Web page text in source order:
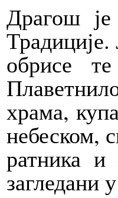
Драгош
Традиције.
обрисе
храма,
небеском,
ратника
загледани